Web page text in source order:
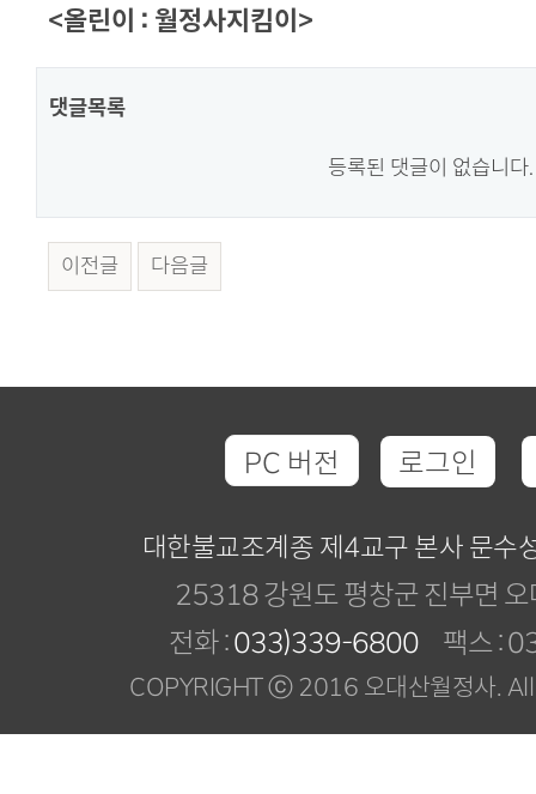
<올린이 : 월정사지킴이>
댓글목록
등록된 댓글이 없습니다.
이전글 다음글
PC 버전 로그인
대한불교조계종 제4교구 본사 문수
25318 강원도 평창군 진부면
전화 :033)339-6800 팩스 :
COPYRIGHT ⓒ 2016 오대산월정사.